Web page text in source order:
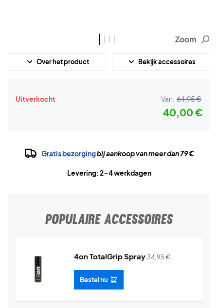
Zoom
Over het product Bekijk accessoires
Uitverkocht Van: 64,95 €
40,00 €
Gratis bezorgingbij aankoop van meer dan 79 €
Levering: 2-4 werkdagen
POPULAIRE ACCESSOIRES
4on TotalGrip Spray 34,95€
Bestel nu